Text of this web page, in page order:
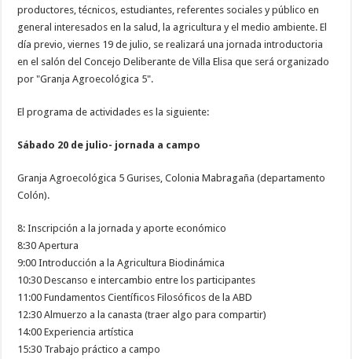
productores, técnicos, estudiantes, referentes sociales y público en
general interesados en la salud, la agricultura y el medio ambiente. El
día previo, viernes 19 de julio, se realizará una jornada introductoria
en el salón del Concejo Deliberante de Villa Elisa que será organizado
por "Granja Agroecológica 5".
El programa de actividades es la siguiente:
Sábado 20 de julio- jornada a campo
Granja Agroecológica 5 Gurises, Colonia Mabragaña (departamento
Colón).
8: Inscripción a la jornada y aporte económico
8:30 Apertura
9:00 Introducción a la Agricultura Biodinámica
10:30 Descanso e intercambio entre los participantes
11:00 Fundamentos Científicos Filosóficos de la ABD
12:30 Almuerzo a la canasta (traer algo para compartir)
14:00 Experiencia artística
15:30 Trabajo práctico a campo